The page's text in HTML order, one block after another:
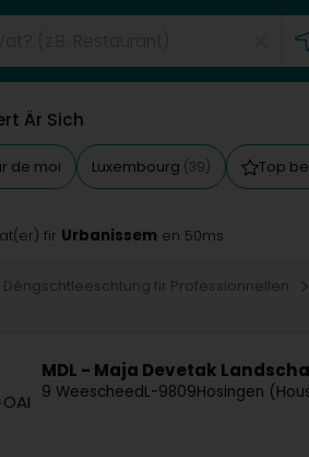
Är Sich
de moi Luxembourg (39) Top
fir Urbanissem en 50ms
Déngschtleeschtung fir Professionnellen
OAI
MDL - Maja Devetak
9 WeescheedL-9809Hosingen